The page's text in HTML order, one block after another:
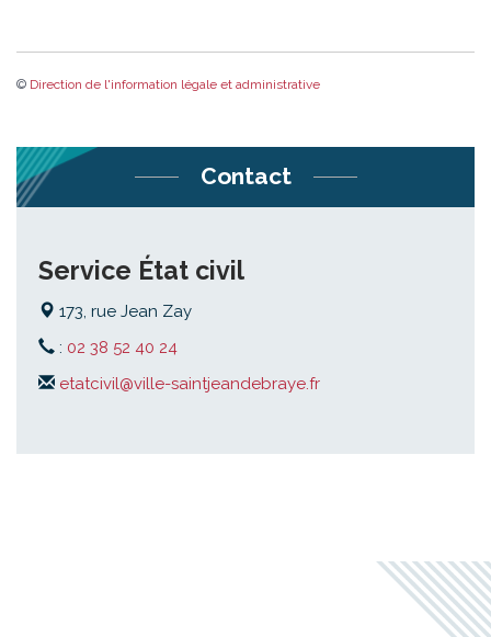
© Direction de l'information légale et administrative
Contact
Service État civil
173, rue Jean Zay
: 02 38 52 40 24
etatcivil@ville-saintjeandebraye.fr